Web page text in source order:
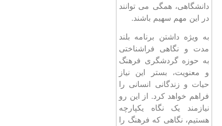
دانشگاهی، همگی می توانند
در این مهم سهیم باشند.
به ویژه داشتن برنامه بلند
مدت و نگاهی فراشناختی
به حوزه گردشگری فرهنگ
و معنویت، بستر این نیاز
حیات و زندگانی انسانی را
فراهم خواهد کرد. از این رو
نیازمند یک نگاه یکپارچه
هستیم، نگاهی که فرهنگ را